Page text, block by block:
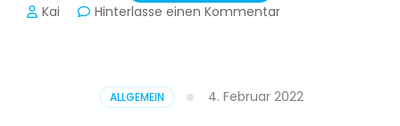
Kai Hinterlasse einen Kommentarzu
ALLGEMEIN 4. Februar 2022